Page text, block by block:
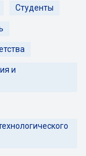
Студенты
и